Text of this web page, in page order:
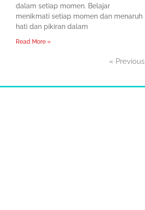
dalam setiap momen. Belajar
menikmati setiap momen dan menaruh
hati dan pikiran dalam
Read More »
« Previous